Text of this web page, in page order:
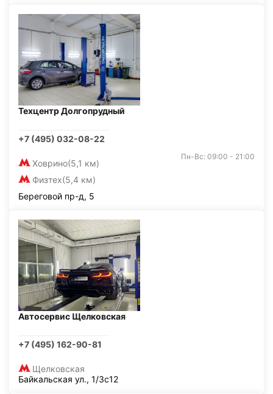
Техцентр Долгопрудный
+7 (495) 032-08-22
Ховрино(5,1 км)
Физтех(5,4 км)
Пн-Вс: 09:00 - 21:00
Береговой пр-д, 5
Автосервис Щелковская
+7 (495) 162-90-81
Щелковская
Байкальская ул., 1/3с12